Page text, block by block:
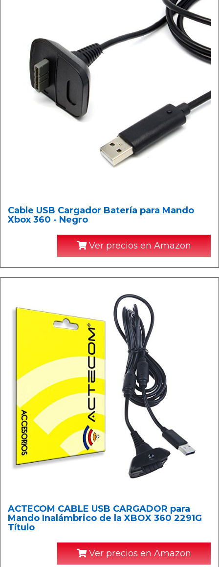
Cable USB Cargador Batería para Mando
Xbox 360 - Negro
Ver precios en Amazon
ACTECOM CABLE USB CARGADOR para
Mando Inalámbrico de la XBOX 360 2291G
Título
Ver precios en Amazon